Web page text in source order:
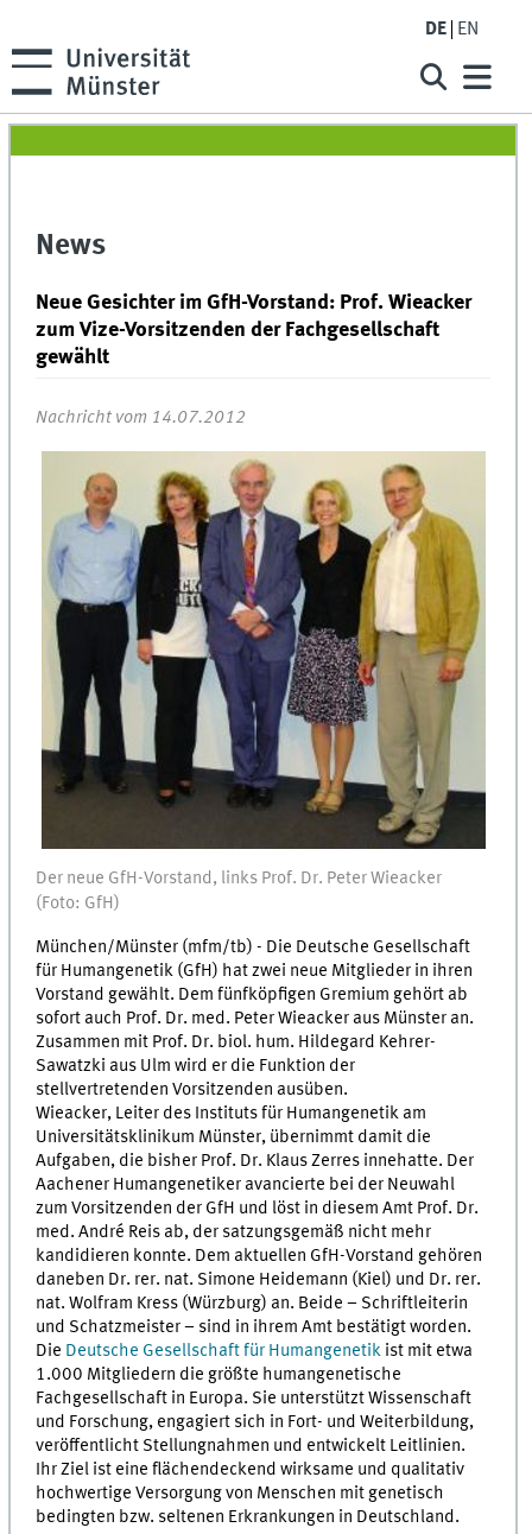
DE EN
News
Neue Gesichter im GfH-Vorstand: Prof. Wieacker
zum Vize-Vorsitzenden der Fachgesellschaft
gewählt
Nachricht vom 14.07.2012
Der neue GfH-Vorstand, links Prof. Dr. Peter Wieacker
(Foto: GfH)
München/Münster (mfm/tb) - Die Deutsche Gesellschaft
für Humangenetik (GfH) hat zwei neue Mitglieder in ihren
Vorstand gewählt. Dem fünfköpfigen Gremium gehört ab
sofort auch Prof. Dr. med. Peter Wieacker aus Münster an.
Zusammen mit Prof. Dr. biol. hum. Hildegard Kehrer-
Sawatzki aus Ulm wird er die Funktion der
stellvertretenden Vorsitzenden ausüben.
Wieacker, Leiter des Instituts für Humangenetik am
Universitätsklinikum Münster, übernimmt damit die
Aufgaben, die bisher Prof. Dr. Klaus Zerres innehatte. Der
Aachener Humangenetiker avancierte bei der Neuwahl
zum Vorsitzenden der GfH und löst in diesem Amt Prof. Dr.
med. André Reis ab, der satzungsgemäß nicht mehr
kandidieren konnte. Dem aktuellen GfH-Vorstand gehören
daneben Dr. rer. nat. Simone Heidemann (Kiel) und Dr. rer.
nat. Wolfram Kress (Würzburg) an. Beide – Schriftleiterin
und Schatzmeister – sind in ihrem Amt bestätigt worden.
Die Deutsche Gesellschaft für Humangenetik ist mit etwa
1.000 Mitgliedern die größte humangenetische
Fachgesellschaft in Europa. Sie unterstützt Wissenschaft
und Forschung, engagiert sich in Fort- und Weiterbildung,
veröffentlicht Stellungnahmen und entwickelt Leitlinien.
Ihr Ziel ist eine flächendeckend wirksame und qualitativ
hochwertige Versorgung von Menschen mit genetisch
bedingten bzw. seltenen Erkrankungen in Deutschland.